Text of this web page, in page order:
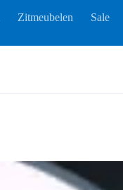
Zitmeubelen Sale